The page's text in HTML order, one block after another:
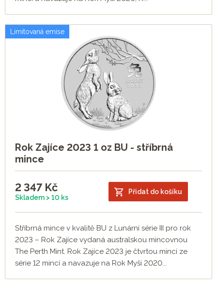
Limitovaná emise
Rok Zajíce 2023 1 oz BU - stříbrná
mince
2 347 Kč
Skladem > 10 ks
Přidat do košíku
Stříbrná mince v kvalitě BU z Lunární série III pro rok
2023 – Rok Zajíce vydaná australskou mincovnou
The Perth Mint. Rok Zajíce 2023 je čtvrtou mincí ze
série 12 mincí a navazuje na Rok Myši 2020...